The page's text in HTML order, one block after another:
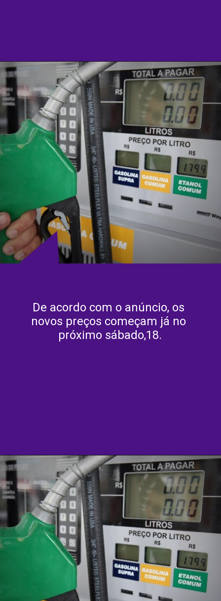
De acordo com o anúncio, os
novos preços começam já no
próximo sábado,18.